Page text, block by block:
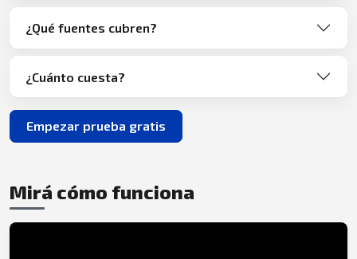
¿Qué fuentes cubren?
¿Cuánto cuesta?
Empezar prueba gratis
Mirá cómo funciona